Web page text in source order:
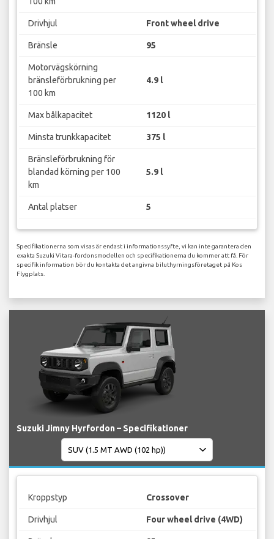
Drivhjul Front wheel drive
Bränsle 95
Motorvägskörning
bränsleförbrukning per
100 km
4.9 l
Max bålkapacitet 1120 l
Minsta trunkkapacitet 375 l
Bränsleförbrukning för
blandad körning per 100
km
5.9 l
Antal platser 5
Specifikationerna som visas är endast i informationssyfte, vi kan inte garantera den
exakta Suzuki Vitara-fordonsmodellen och specifikationerna du kommer att få. För
specifik information bör du kontakta det angivna biluthyrningsföretaget på Kos
Flygplats.
Suzuki Jimny Hyrfordon – Specifikationer
Kroppstyp Crossover
Drivhjul Four wheel drive (4WD)